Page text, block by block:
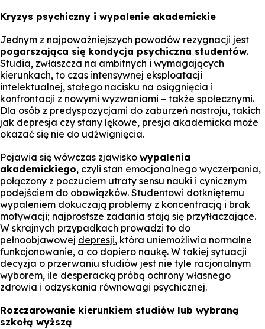
Kryzys psychiczny i wypalenie akademickie
Jednym z najpoważniejszych powodów rezygnacji jest
pogarszająca się kondycja psychiczna studentów.
Studia, zwłaszcza na ambitnych i wymagających
kierunkach, to czas intensywnej eksploatacji
intelektualnej, stałego nacisku na osiągnięcia i
konfrontacji z nowymi wyzwaniami – także społecznymi.
Dla osób z predyspozycjami do zaburzeń nastroju, takich
jak depresja czy stany lękowe, presja akademicka może
okazać się nie do udźwignięcia.
Pojawia się wówczas zjawisko wypalenia
akademickiego, czyli stan emocjonalnego wyczerpania,
połączony z poczuciem utraty sensu nauki i cynicznym
podejściem do obowiązków. Studentowi dotkniętemu
wypaleniem dokuczają problemy z koncentracją i brak
motywacji; najprostsze zadania stają się przytłaczające.
W skrajnych przypadkach prowadzi to do
pełnoobjawowej depresji, która uniemożliwia normalne
funkcjonowanie, a co dopiero naukę. W takiej sytuacji
decyzja o przerwaniu studiów jest nie tyle racjonalnym
wyborem, ile desperacką próbą ochrony własnego
zdrowia i odzyskania równowagi psychicznej.
Rozczarowanie kierunkiem studiów lub wybraną
szkołą wyższą